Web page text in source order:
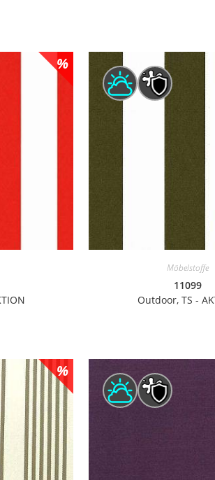
Möbelstoffe
11099
Outdoor, TS -